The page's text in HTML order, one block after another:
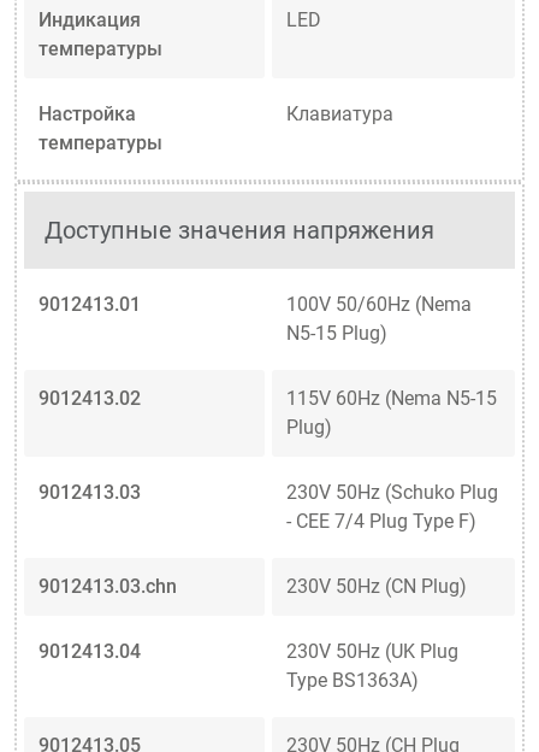
Индикация
температуры
LED
Настройка
температуры
Клавиатура
Доступные значения напряжения
9012413.01
100V 50/60Hz (Nema
N5-15 Plug)
9012413.02
115V 60Hz (Nema N5-15
Plug)
9012413.03
230V 50Hz (Schuko Plug
- CEE 7/4 Plug Type F)
9012413.03.chn 230V 50Hz (CN Plug)
9012413.04
230V 50Hz (UK Plug
Type BS1363A)
9012413.05
230V 50Hz (CH Plug